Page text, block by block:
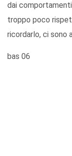
dai
troppo poco
ricordarlo, ci
bas 06